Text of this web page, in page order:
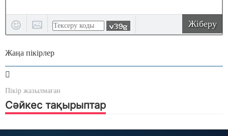
Жіберу
Жаңа пікірлер
Пікір жазылмаған
Сәйкес тақырыптар